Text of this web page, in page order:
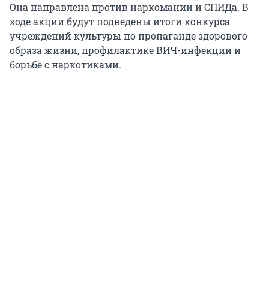
Она направлена против наркомании и СПИДа. В
ходе акции будут подведены итоги конкурса
учреждений культуры по пропаганде здорового
образа жизни, профилактике ВИЧ-инфекции и
борьбе с наркотиками.